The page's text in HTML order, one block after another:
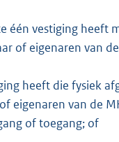
één vestiging heeft
of eigenaren van
heeft die fysiek
eigenaren van de
of toegang; of